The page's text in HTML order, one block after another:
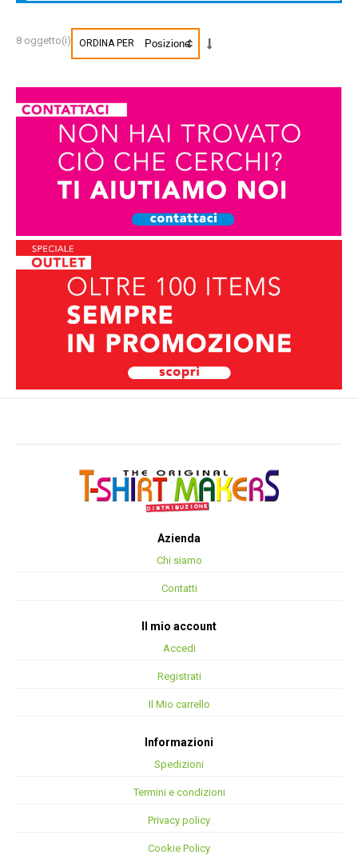
8 oggetto(i) ORDINA PER
Azienda
Chi siamo
Contatti
Il mio account
Accedi
Registrati
Il Mio carrello
Informazioni
Spedizioni
Termini e condizioni
Privacy policy
Cookie Policy